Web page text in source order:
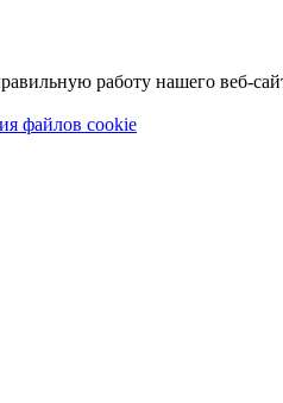
работу нашего веб-
файлов cookie